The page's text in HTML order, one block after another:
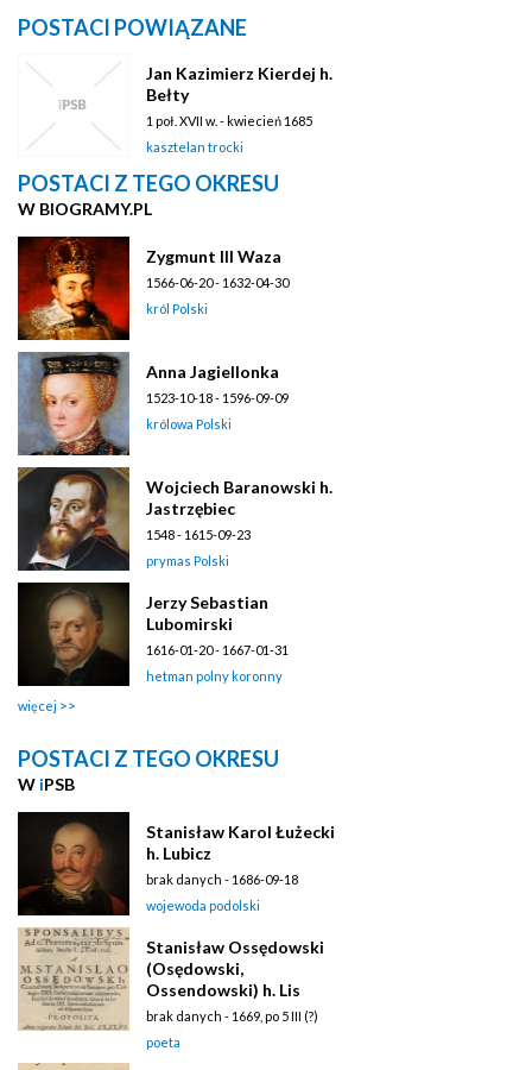
POSTACI POWIĄZANE
Jan Kazimierz Kierdej h.
Bełty
1 poł. XVII w. - kwiecień 1685
kasztelan trocki
POSTACI Z TEGO OKRESU
W BIOGRAMY.PL
Zygmunt III Waza
1566-06-20 - 1632-04-30
król Polski
Anna Jagiellonka
1523-10-18 - 1596-09-09
królowa Polski
Wojciech Baranowski h.
Jastrzębiec
1548 - 1615-09-23
prymas Polski
Jerzy Sebastian
Lubomirski
1616-01-20 - 1667-01-31
hetman polny koronny
więcej
POSTACI Z TEGO OKRESU
W iPSB
Stanisław Karol Łużecki
h. Lubicz
brak danych - 1686-09-18
wojewoda podolski
Stanisław Ossędowski
(Osędowski,
Ossendowski) h. Lis
brak danych - 1669, po 5 III (?)
poeta